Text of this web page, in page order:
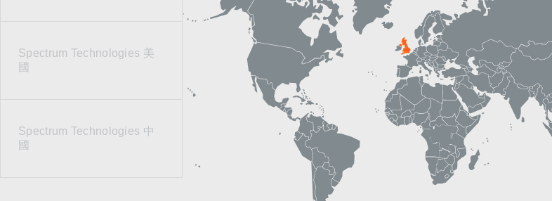
Spectrum Technologies 美
國
Spectrum Technologies 中
國